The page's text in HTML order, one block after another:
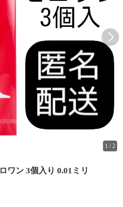
1 /2
ワン 3個入り 0.01ミリ